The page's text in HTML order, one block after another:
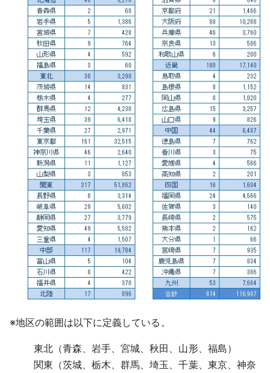
※地区の範囲は以下に定義している。
東北（青森、岩手、宮城、秋田、山形、福島）
関東（茨城、栃木、群馬、埼玉、千葉、東京、神奈